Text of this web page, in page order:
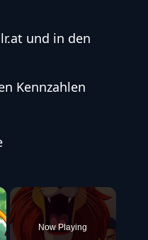
und in den
Kennzahlen
Now Playing